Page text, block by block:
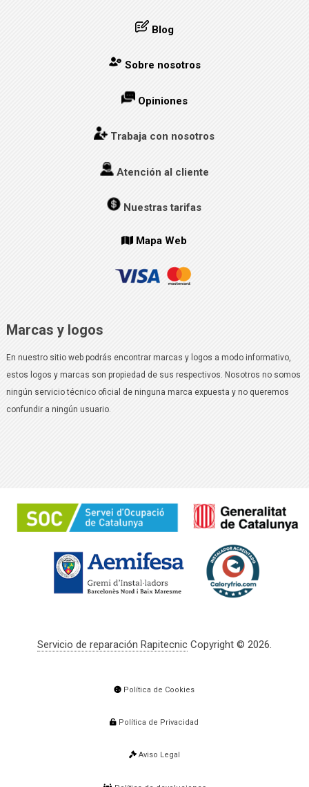
Blog
Sobre nosotros
Opiniones
Trabaja con nosotros
Atención al cliente
Nuestras tarifas
Mapa Web
Marcas y logos
En nuestro sitio web podrás encontrar marcas y logos a modo informativo,
estos logos y marcas son propiedad de sus respectivos. Nosotros no somos
ningún servicio técnico oficial de ninguna marca expuesta y no queremos
confundir a ningún usuario.
Servicio de reparación RapitecnicCopyright © 2026.
Política de Cookies
Política de Privacidad
Aviso Legal